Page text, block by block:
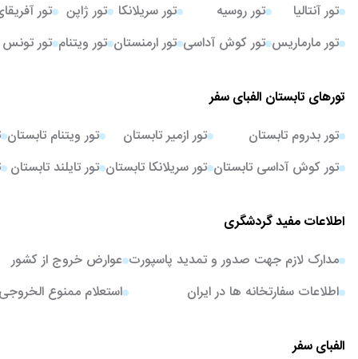
تور آنتالیا
تور مارماریس
تور روسیه
تور کوش آداسی
تور سریلانکا
تور ارمنستان
تور ژاپن
تور ویتنام
تور
تور تونس
تورهای تابستان الفبای سفر
تور بدروم تابستان
تور کوش آداسی تابستان
تور ازمیر تابستان
تور سریلانکا تابستان
تور ویتنام تابستان
تور تایلند تابستان
اطلاعات مفید گردشگری
مدارک لازم جهت صدور و تمدید پاسپورت
اطلاعات سفارتخانه ها در ایران
عوارض خروج از کشور
استعلام ممنوع
الفبای سفر